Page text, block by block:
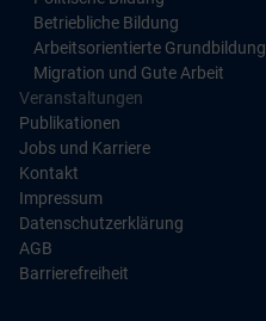
Betriebliche Bildung
Arbeitsorientierte Grundbildung
Migration und Gute Arbeit
Veranstaltungen
Publikationen
Jobs und Karriere
Kontakt
Impressum
Datenschutzerklärung
AGB
Barrierefreiheit